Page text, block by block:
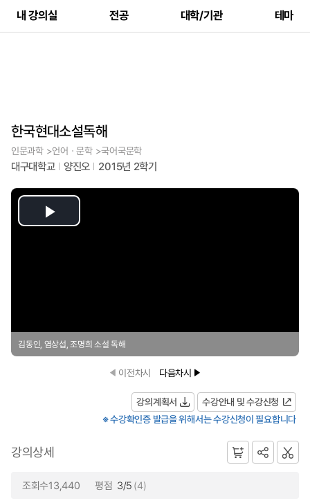
내 강의실 전공 대학/기관 테마
한국현대소설독해
인문과학 >언어ㆍ문학 >국어국문학
대구대학교 양진오 2015년 2학기
Play
김동인, 염상섭, 조명희 소설 독해
이전차시 다음차시
강의계획서
수강안내 및 수강신청
※ 수강확인증 발급을 위해서는 수강신청이 필요합니다
강의상세
조회수13,440 평점 3/5 (4)